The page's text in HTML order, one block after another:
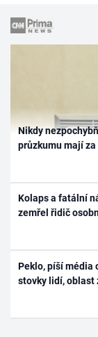
Nikdy
průzkumu mají
Kolaps a fatální
zemřel řidič
Peklo, píší média
stovky lidí, oblast